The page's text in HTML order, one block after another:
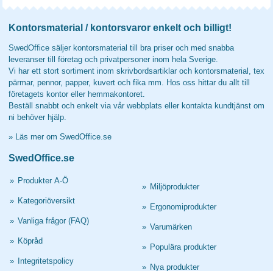
Kontorsmaterial / kontorsvaror enkelt och billigt!
SwedOffice säljer kontorsmaterial till bra priser och med snabba
leveranser till företag och privatpersoner inom hela Sverige.
Vi har ett stort sortiment inom skrivbordsartiklar och kontorsmaterial, tex
pärmar, pennor, papper, kuvert och fika mm. Hos oss hittar du allt till
företagets kontor eller hemmakontoret.
Beställ snabbt och enkelt via vår webbplats eller kontakta kundtjänst om
ni behöver hjälp.
» Läs mer om SwedOffice.se
SwedOffice.se
» Produkter A-Ö
» Kategoriöversikt
» Vanliga frågor (FAQ)
» Köpråd
» Integritetspolicy
» Miljöprodukter
» Ergonomiprodukter
» Varumärken
» Populära produkter
» Nya produkter